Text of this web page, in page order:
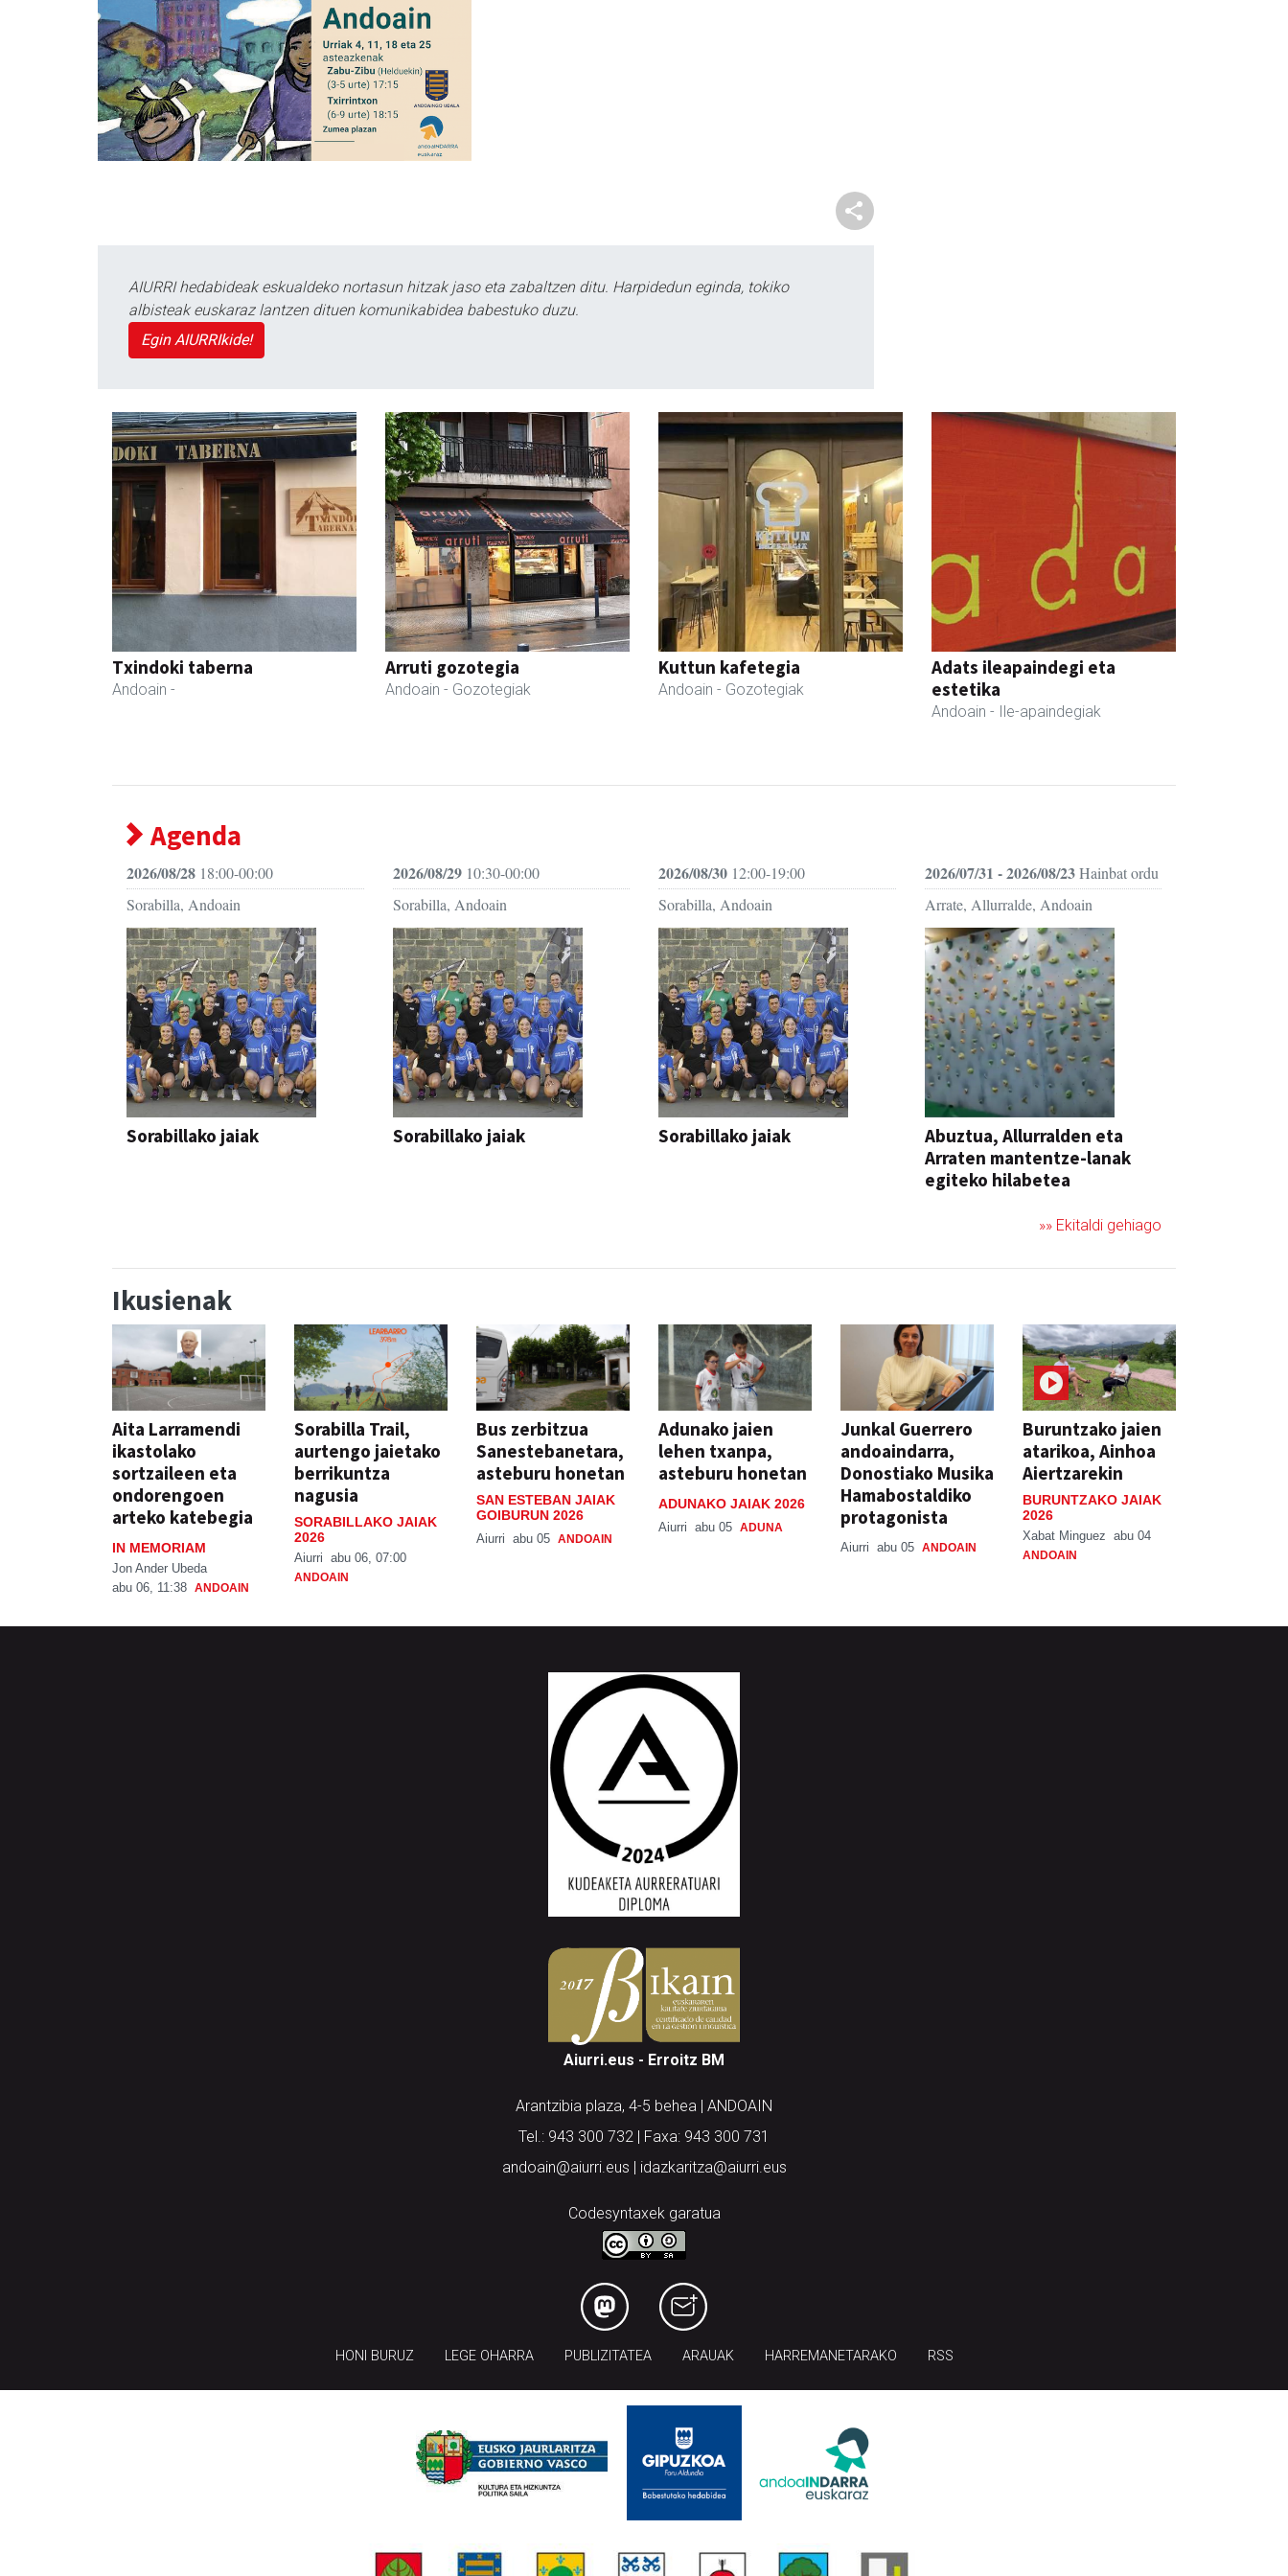
AIURRI hedabideak eskualdeko nortasun hitzak jaso eta zabaltzen ditu. Harpidedun eginda, tokiko
albisteak euskaraz lantzen dituen komunikabidea babestuko duzu.
Egin AIURRIkide!
Txindoki taberna
Andoain -
Arruti gozotegia
Andoain - Gozotegiak
Kuttun kafetegia
Andoain - Gozotegiak
Adats ileapaindegi eta
estetika
Andoain - Ile-apaindegiak
Agenda
2026/08/28 18:00-00:00
Sorabilla, Andoain
Sorabillako jaiak
2026/08/2910:30-00:00
Sorabilla, Andoain
Sorabillako jaiak
2026/08/30 12:00-19:00
Sorabilla, Andoain
Sorabillako jaiak
2026/07/31 - 2026/08/23Hainbat ordu
Arrate, Allurralde, Andoain
Abuztua, Allurralden eta
Arraten mantentze-lanak
egiteko hilabetea
»» Ekitaldi gehiago
Ikusienak
Aita Larramendi
ikastolako
sortzaileen eta
ondorengoen
arteko katebegia
IN MEMORIAM
Jon Ander Ubeda
abu 06, 11:38 ANDOAIN
Sorabilla Trail,
aurtengo jaietako
berrikuntza
nagusia
SORABILLAKO JAIAK
2026
Aiurri abu 06, 07:00
ANDOAIN
Bus zerbitzua
Sanestebanetara,
asteburu honetan
SAN ESTEBAN JAIAK
GOIBURUN 2026
Aiurri abu 05 ANDOAIN
Adunako jaien
lehen txanpa,
asteburu honetan
ADUNAKO JAIAK 2026
Aiurri abu 05 ADUNA
Junkal Guerrero
andoaindarra,
Donostiako Musika
Hamabostaldiko
protagonista
Aiurri abu 05 ANDOAIN
Buruntzako jaien
atarikoa, Ainhoa
Aiertzarekin
BURUNTZAKO JAIAK
2026
Xabat Minguez abu 04
ANDOAIN
Aiurri.eus - Erroitz BM
Arantzibia plaza, 4-5 behea | ANDOAIN
Tel.: 943 300 732 | Faxa: 943 300 731
andoain@aiurri.eus | idazkaritza@aiurri.eus
Codesyntaxek garatua
HONI BURUZ LEGE OHARRA PUBLIZITATEA ARAUAK HARREMANETARAKO RSS